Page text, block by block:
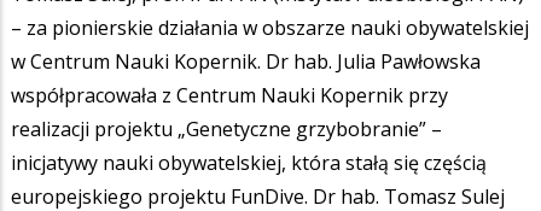
– za pionierskie działania w obszarze nauki obywatelskiej
w Centrum Nauki Kopernik. Dr hab. Julia Pawłowska
współpracowała z Centrum Nauki Kopernik przy
realizacji projektu „Genetyczne grzybobranie” –
inicjatywy nauki obywatelskiej, która stałą się częścią
europejskiego projektu FunDive. Dr hab. Tomasz Sulej